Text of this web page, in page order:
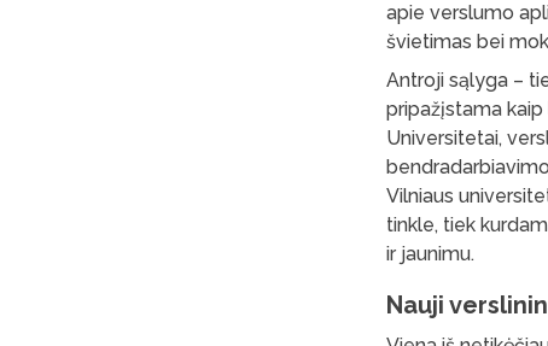
apie verslumo
švietimas bei
Antroji sąlyga –
pripažįstama
Universitetai,
Vilniaus
tinkle, tiek
ir jaunimu.
Nauji